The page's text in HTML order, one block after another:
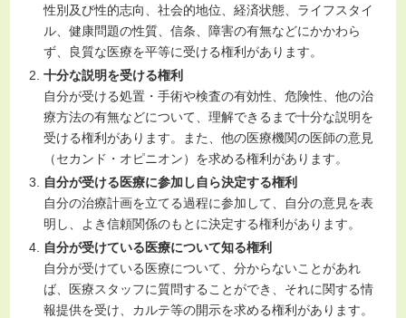
性別及び性的志向、社会的地位、経済状態、ライフスタイ
ル、健康問題の性質、信条、障害の有無などにかかわら
ず、良質な医療を平等に受ける権利があります。
十分な説明を受ける権利
自分が受ける処置・手術や検査の有効性、危険性、他の治
療方法の有無などについて、理解できるまで十分な説明を
受ける権利があります。また、他の医療機関の医師の意見
（セカンド・オピニオン）を求める権利があります。
自分が受ける医療に参加し自ら決定する権利
自分の治療計画を立てる過程に参加して、自分の意見を表
明し、よき信頼関係のもとに決定する権利があります。
自分が受けている医療について知る権利
自分が受けている医療について、分からないことがあれ
ば、医療スタッフに質問することができ、それに関する情
報提供を受け、カルテ等の開示を求める権利があります。